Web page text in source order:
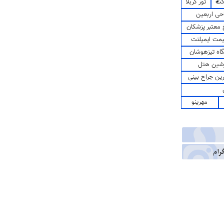
اربعین
پزشکان
ایمپلنت
تیزهوشان
هتل
جراح بینی
مهرینو